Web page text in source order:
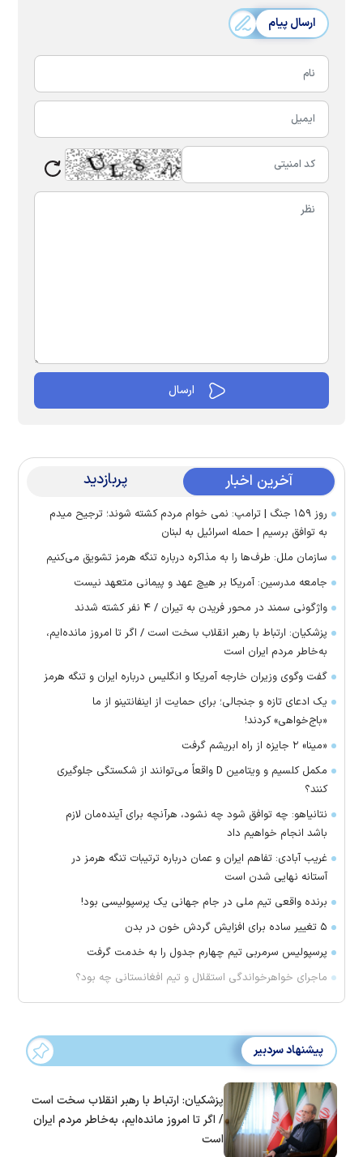
ارسال پیام
آخرین اخبار پربازدید
روز ۱۵۹ جنگ | ترامپ: نمی خوام مردم کشته شوند؛ ترجیح میدم
به توافق برسیم | حمله اسرائیل به لبنان
سازمان ملل: طرف‌ها را به مذاکره درباره تنگه هرمز تشویق می‌کنیم
جامعه مدرسین: آمریکا بر هیچ عهد و پیمانی متعهد نیست
واژگونی سمند در محور فریدن به تیران / ۴ نفر کشته شدند
پزشکیان: ارتباط با رهبر انقلاب سخت است / اگر تا امروز مانده‌ایم،
به‌خاطر مردم ایران است
گفت وگوی وزیران خارجه آمریکا و انگلیس درباره ایران و تنگه هرمز
یک ادعای تازه و جنجالی؛ برای حمایت از اینفانتینو از ما
«باج‌خواهی» کردند!
«مینا» ۲ جایزه از راه ابریشم گرفت
مکمل کلسیم و ویتامین D واقعاً می‌توانند از شکستگی جلوگیری
کنند؟
نتانیاهو: چه توافق شود چه نشود، هرآنچه برای آینده‌مان لازم
باشد انجام خواهیم داد
غریب آبادی: تفاهم ایران و عمان درباره ترتیبات تنگه هرمز در
آستانه نهایی شدن است
برنده واقعی تیم ملی در جام جهانی یک پرسپولیسی بود!
۵ تغییر ساده برای افزایش گردش خون در بدن
پرسپولیس سرمربی تیم چهارم جدول را به خدمت گرفت
ماجرای خواهرخواندگی استقلال و تیم افغانستانی چه بود؟
پیشنهاد سردبیر
پزشکیان: ارتباط با رهبر انقلاب سخت است
/ اگر تا امروز مانده‌ایم، به‌خاطر مردم ایران
است